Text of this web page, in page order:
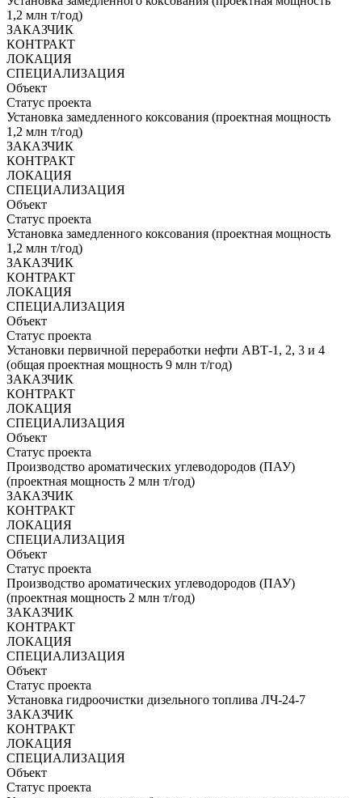
1,2 млн т/год)
ЗАКАЗЧИК
КОНТРАКТ
ЛОКАЦИЯ
СПЕЦИАЛИЗАЦИЯ
Объект
Статус проекта
Установка замедленного коксования (проектная мощность
1,2 млн т/год)
ЗАКАЗЧИК
КОНТРАКТ
ЛОКАЦИЯ
СПЕЦИАЛИЗАЦИЯ
Объект
Статус проекта
Установка замедленного коксования (проектная мощность
1,2 млн т/год)
ЗАКАЗЧИК
КОНТРАКТ
ЛОКАЦИЯ
СПЕЦИАЛИЗАЦИЯ
Объект
Статус проекта
Установки первичной переработки нефти АВТ-1, 2, 3 и 4
(общая проектная мощность 9 млн т/год)
ЗАКАЗЧИК
КОНТРАКТ
ЛОКАЦИЯ
СПЕЦИАЛИЗАЦИЯ
Объект
Статус проекта
Производство ароматических углеводородов (ПАУ)
(проектная мощность 2 млн т/год)
ЗАКАЗЧИК
КОНТРАКТ
ЛОКАЦИЯ
СПЕЦИАЛИЗАЦИЯ
Объект
Статус проекта
Производство ароматических углеводородов (ПАУ)
(проектная мощность 2 млн т/год)
ЗАКАЗЧИК
КОНТРАКТ
ЛОКАЦИЯ
СПЕЦИАЛИЗАЦИЯ
Объект
Статус проекта
Установка гидроочистки дизельного топлива ЛЧ-24-7
ЗАКАЗЧИК
КОНТРАКТ
ЛОКАЦИЯ
СПЕЦИАЛИЗАЦИЯ
Объект
Статус проекта